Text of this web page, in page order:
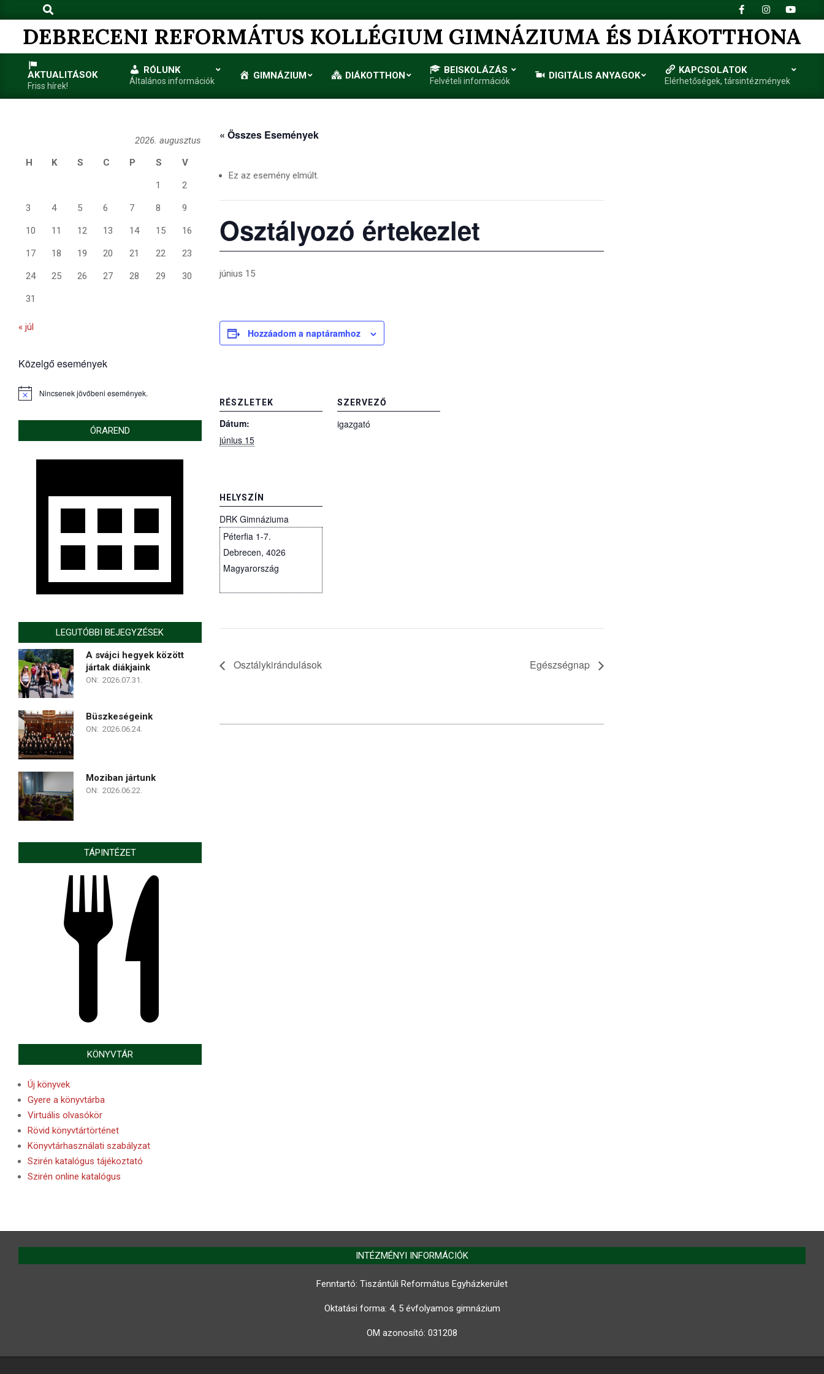
to
Search
DEBRECENI REFORMÁTUS KOLLÉGIUM GIMNÁZIUMA ÉS DIÁKOTTHONA
Primary
Navigation
AKTUALITÁSOK
Friss hírek!
RÓLUNK
Általános információk GIMNÁZIUM DIÁKOTTHON BEISKOLÁZÁS
Felvételi információk DIGITÁLIS ANYAGOK KAPCSOLATOK
Elérhetőségek, társintézmények
« Összes Események
Ez az esemény elmúlt.
Osztályozó értekezlet
június 15
Hozzáadom a naptáramhoz
RÉSZLETEK
Dátum:
június 15
SZERVEZŐ
igazgató
HELYSZÍN
DRK Gimnáziuma
Péterfia 1-7.
Debrecen, 4026
Magyarország
Osztálykirándulások Egészségnap
2026. augusztus
H
K S C P S V
1 2
3 4 5 6 7 8 9
10 11 12 13 14 15 16
17 18 19 20 21 22 23
24 25 26 27 28 29 30
31
« júl
Közelgő események
Notice Nincsenek jövőbeni események.
ÓRAREND
LEGUTÓBBI BEJEGYZÉSEK
A svájci hegyek között
jártak diákjaink
ON: 2026.07.31.
Büszkeségeink
ON: 2026.06.24.
Moziban jártunk
ON: 2026.06.22.
TÁPINTÉZET
KÖNYVTÁR
Új könyvek
Gyere a könyvtárba
Virtuális olvasókör
Rövid könyvtártörténet
Könyvtárhasználati szabályzat
Szirén katalógus tájékoztató
Szirén online katalógus
INTÉZMÉNYI INFORMÁCIÓK
Fenntartó: Tiszántúli Református Egyházkerület
Oktatási forma: 4, 5 évfolyamos gimnázium
OM azonosító: 031208